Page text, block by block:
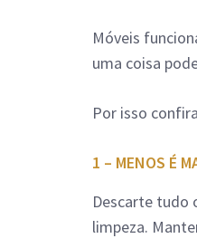
Móveis
uma coisa
Por isso
1 – MENOS É
Descarte tudo
limpeza.